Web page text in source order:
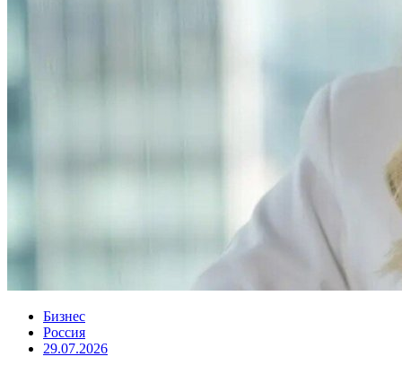
Бизнес
Россия
29.07.2026